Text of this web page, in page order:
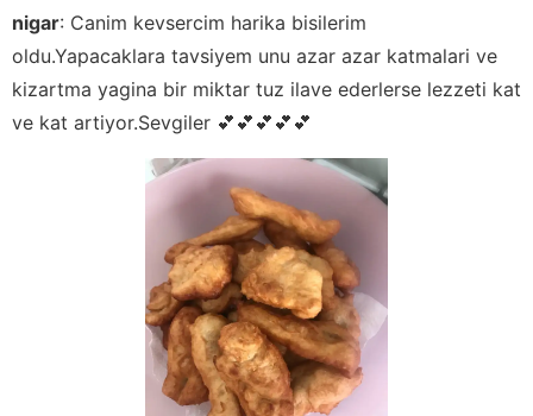
nigar: Canim kevsercim harika bisilerim
oldu.Yapacaklara tavsiyem unu azar azar katmalari ve
kizartma yagina bir miktar tuz ilave ederlerse lezzeti kat
ve kat artiyor.Sevgiler 💕💕💕💕💕